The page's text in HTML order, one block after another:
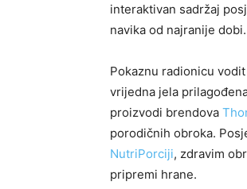
interaktivan sadržaj
navika od najranije dobi.
Pokaznu radionicu
vrijedna jela
proizvodi brendova
porodičnih obroka.
NutriPorciji, zdravim
pripremi hrane.